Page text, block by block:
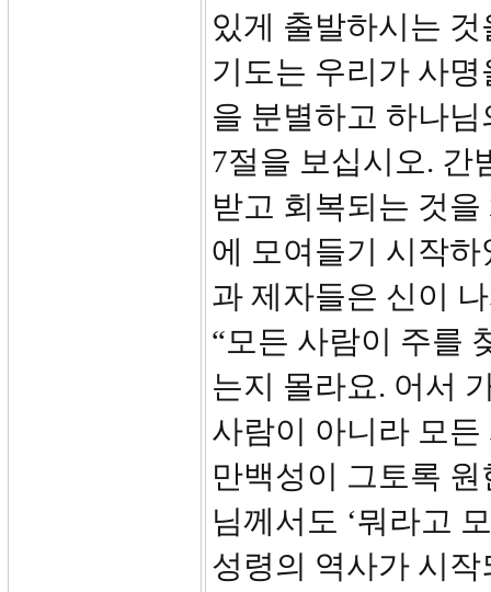
있게 출발하시는
기도는 우리가 사
을 분별하고 하나
7절을 보십시오. 간
받고 회복되는 것
에 모여들기 시작
과 제자들은 신이
“모든 사람이 주를
는지 몰라요. 어서
사람이 아니라 모
만백성이 그토록
님께서도 ‘뭐라고
성령의 역사가 시